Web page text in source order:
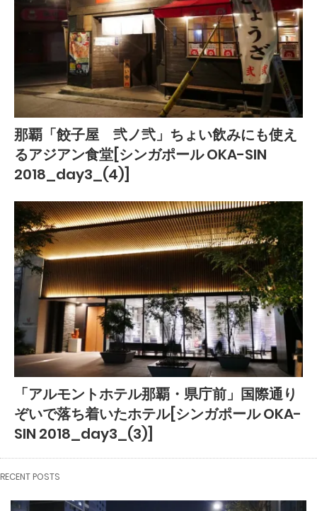
那覇「餃子屋 弐ノ弐」ちょい飲みにも使え
るアジアン食堂[シンガポール OKA-SIN
2018_day3_(4)]
「アルモントホテル那覇・県庁前」国際通り
ぞいで落ち着いたホテル[シンガポール OKA-
SIN 2018_day3_(3)]
RECENT POSTS